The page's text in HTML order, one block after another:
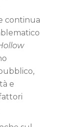
continua
e